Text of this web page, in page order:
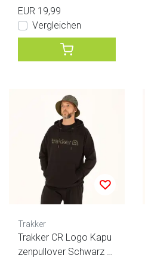
EUR 19,99
Vergleichen
Trakker
Trakker CR Logo Kapu
zenpullover Schwarz C